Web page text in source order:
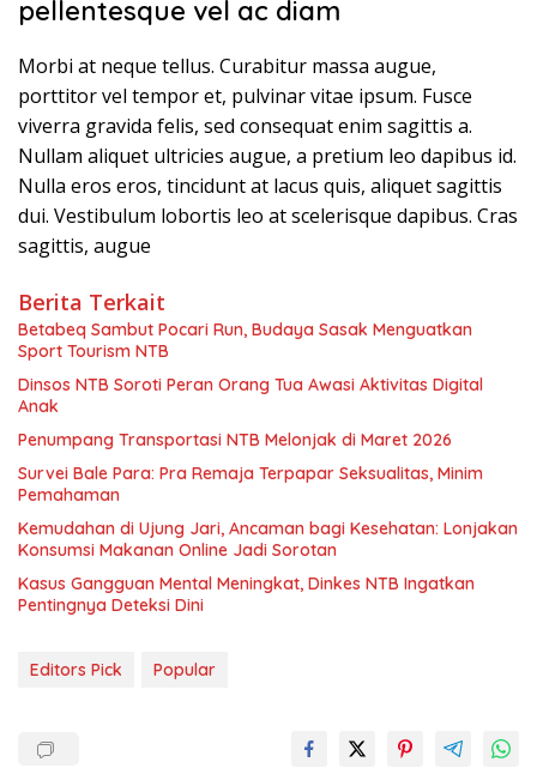
pellentesque vel ac diam
Morbi at neque tellus. Curabitur massa augue,
porttitor vel tempor et, pulvinar vitae ipsum. Fusce
viverra gravida felis, sed consequat enim sagittis a.
Nullam aliquet ultricies augue, a pretium leo dapibus id.
Nulla eros eros, tincidunt at lacus quis, aliquet sagittis
dui. Vestibulum lobortis leo at scelerisque dapibus. Cras
sagittis, augue
Berita Terkait
Betabeq Sambut Pocari Run, Budaya Sasak Menguatkan
Sport Tourism NTB
Dinsos NTB Soroti Peran Orang Tua Awasi Aktivitas Digital
Anak
Penumpang Transportasi NTB Melonjak di Maret 2026
Survei Bale Para: Pra Remaja Terpapar Seksualitas, Minim
Pemahaman
Kemudahan di Ujung Jari, Ancaman bagi Kesehatan: Lonjakan
Konsumsi Makanan Online Jadi Sorotan
Kasus Gangguan Mental Meningkat, Dinkes NTB Ingatkan
Pentingnya Deteksi Dini
Editors Pick Popular